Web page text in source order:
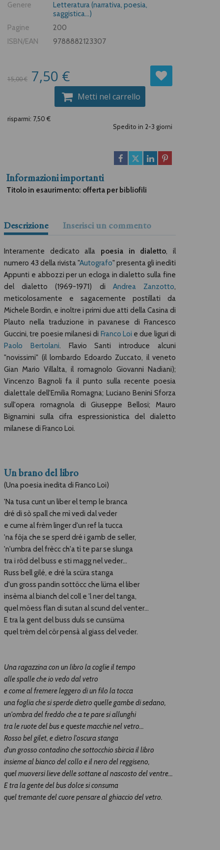
Genere
Letteratura (narrativa, poesia,
saggistica...)
Pagine
200
ISBN/EAN
9788882123307
15,00 € 7,50 €
Metti nel carrello
risparmi: 7,50 €
Spedito in 2-3 giorni
Informazioni importanti
Titolo in esaurimento: offerta per bibliofili
Descrizione Inserisci un commento
Interamente dedicato alla poesia in dialetto, il
numero 43 della rivista "Autografo" presenta gli inediti
Appunti e abbozzi per un ecloga in dialetto sulla fine
del dialetto (1969-1971) di Andrea Zanzotto,
meticolosamente e sagacemente postillati da
Michele Bordin, e inoltre i primi due atti della Casina di
Plauto nella traduzione in pavanese di Francesco
Guccini, tre poesie milanesi di Franco Loi e due liguri di
Paolo Bertolani. Flavio Santi introduce alcuni
"novissimi" (il lombardo Edoardo Zuccato, il veneto
Gian Mario Villalta, il romagnolo Giovanni Nadiani);
Vincenzo Bagnoli fa il punto sulla recente poesia
dialettale dell'Emilia Romagna; Luciano Benini Sforza
sull'opera romagnola di Giuseppe Bellosi; Mauro
Bignamini sulla cifra espressionistica del dialetto
milanese di Franco Loi.
Un brano del libro
(Una poesia inedita di Franco Loi)
'Na tusa cunt un liber el temp le branca
dré di sò spall che mì vedi dal veder
e cume al frèm linger d'un ref la tucca
'na föja che se sperd dré i gamb de seller,
'n'umbra del frècc ch'a tì te par se slunga
tra i röd del buss e sti magg nel veder...
Russ bell gilé, e dré la scüra stanga
d'un gross pandin sottöcc che lüma el liber
insèma al bianch del coll e 'l ner del tanga,
quel möess flan di sutan al scund del venter...
E tra la gent del buss duls se cunsüma
quel trèm del cör pensà al giass del veder.
Una ragazzina con un libro la coglie il tempo
alle spalle che io vedo dal vetro
e come al fremere leggero di un filo la tocca
una foglia che si sperde dietro quelle gambe di sedano,
un'ombra del freddo che a te pare si allunghi
tra le ruote del bus e queste macchie nel vetro...
Rosso bel gilet, e dietro l'oscura stanga
d'un grosso contadino che sottocchio sbircia il libro
insieme al bianco del collo e il nero del reggiseno,
quel muoversi lieve delle sottane al nascosto del ventre...
E tra la gente del bus dolce si consuma
quel tremante del cuore pensare al ghiaccio del vetro.